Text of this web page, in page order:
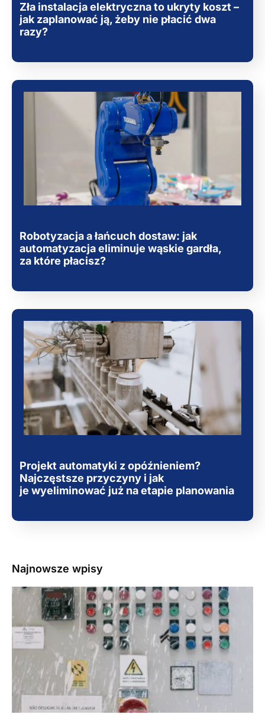
Zła instalacja elektryczna to ukryty koszt –
jak zaplanować ją, żeby nie płacić dwa
razy?
Robotyzacja a łańcuch dostaw: jak
automatyzacja eliminuje wąskie gardła,
za które płacisz?
Projekt automatyki z opóźnieniem?
Najczęstsze przyczyny i jak
je wyeliminować już na etapie planowania
Najnowsze wpisy